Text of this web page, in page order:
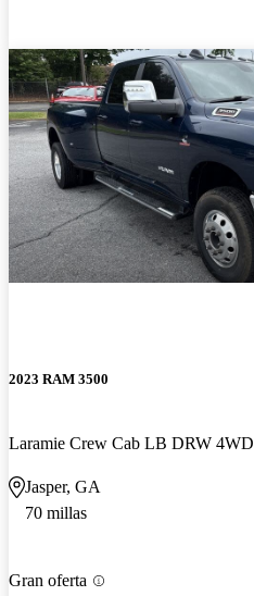
2023 RAM 3500
Laramie Crew Cab LB DRW 4WD
Jasper, GA
70 millas
Gran oferta